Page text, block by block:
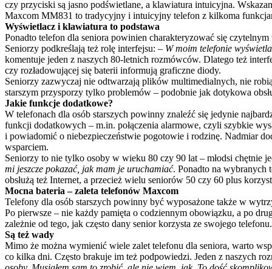
czy przyciski są jasno podświetlane, a klawiatura intuicyjna.
Maxcom MM831 to tradycyjny i intuicyjny telefon z kilkoma
Wyświetlacz i klawiatura to podstawa
Ponadto telefon dla seniora powinien charakteryzować się
Seniorzy podkreślają też rolę interfejsu: – W moim telefonie
komentuje jeden z naszych 80-letnich rozmówców. Dlatego też
czy rozładowującej się baterii informują graficzne diody.
Seniorzy zazwyczaj nie odtwarzają plików multimedialnych, nie
starszym przysporzy tylko problemów – podobnie jak dotykowa
Jakie funkcje dodatkowe?
W telefonach dla osób starszych powinny znaleźć się jedynie
funkcji dodatkowych – m.in. połączenia alarmowe, czyli szybkie
i powiadomić o niebezpieczeństwie pogotowie i rodzinę. Nadmiar
wsparciem.
Seniorzy to nie tylko osoby w wieku 80 czy 90 lat – młodsi chętnie
mi jeszcze pokazać, jak mam je uruchamiać. Ponadto na wybranych
obsłużą też Internet, a przecież wielu seniorów 50 czy 60 plus
Mocna bateria – zaleta telefonów Maxcom
Telefony dla osób starszych powinny być wyposażone także w
Po pierwsze – nie każdy pamięta o codziennym obowiązku, a po
zależnie od tego, jak często dany senior korzysta ze swojego
Są też wady
Mimo że można wymienić wiele zalet telefonu dla seniora, warto
co kilka dni. Często brakuje im też podpowiedzi. Jeden z naszych